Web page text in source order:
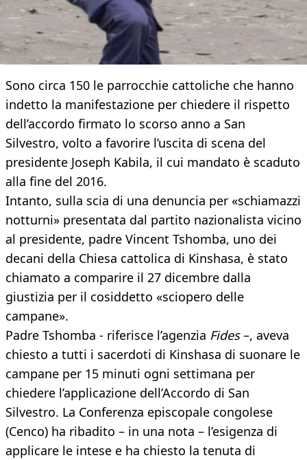
Sono circa 150 le parrocchie cattoliche che hanno
indetto la manifestazione per chiedere il rispetto
dell’accordo firmato lo scorso anno a San
Silvestro, volto a favorire l’uscita di scena del
presidente Joseph Kabila, il cui mandato è scaduto
alla fine del 2016.
Intanto, sulla scia di una denuncia per «schiamazzi
notturni» presentata dal partito nazionalista vicino
al presidente, padre Vincent Tshomba, uno dei
decani della Chiesa cattolica di Kinshasa, è stato
chiamato a comparire il 27 dicembre dalla
giustizia per il cosiddetto «sciopero delle
campane».
Padre Tshomba - riferisce l’agenzia Fides–, aveva
chiesto a tutti i sacerdoti di Kinshasa di suonare le
campane per 15 minuti ogni settimana per
chiedere l’applicazione dell’Accordo di San
Silvestro. La Conferenza episcopale congolese
(Cenco) ha ribadito – in una nota – l’esigenza di
applicare le intese e ha chiesto la tenuta di